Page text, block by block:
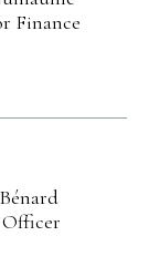
Finance